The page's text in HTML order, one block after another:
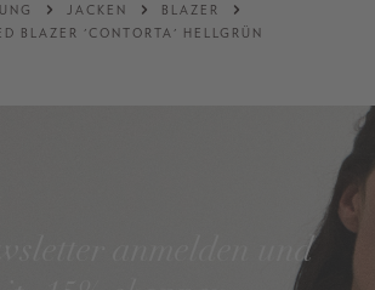
JACKEN
BLAZER
BLAZER 'CONTORTA' HELLGRÜN
anmelden und